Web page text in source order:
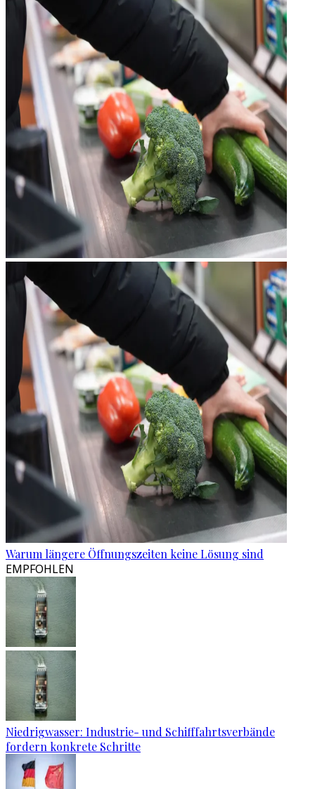
Warum längere Öffnungszeiten keine Lösung sind
EMPFOHLEN
Niedrigwasser: Industrie- und Schifffahrtsverbände
fordern konkrete Schritte